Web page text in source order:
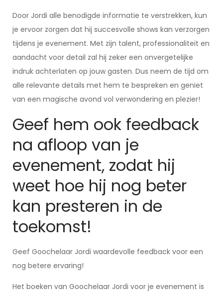
Door Jordi alle benodigde informatie te verstrekken, kun
je ervoor zorgen dat hij succesvolle shows kan verzorgen
tijdens je evenement. Met zijn talent, professionaliteit en
aandacht voor detail zal hij zeker een onvergetelijke
indruk achterlaten op jouw gasten. Dus neem de tijd om
alle relevante details met hem te bespreken en geniet
van een magische avond vol verwondering en plezier!
Geef hem ook feedback
na afloop van je
evenement, zodat hij
weet hoe hij nog beter
kan presteren in de
toekomst!
Geef Goochelaar Jordi waardevolle feedback voor een
nog betere ervaring!
Het boeken van Goochelaar Jordi voor je evenement is